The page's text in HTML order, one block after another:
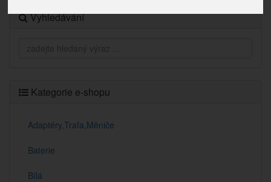
Vyhledávání
Kategorie e-shopu
Adaptéry,Trafa,Měniče
Baterie
Bílá